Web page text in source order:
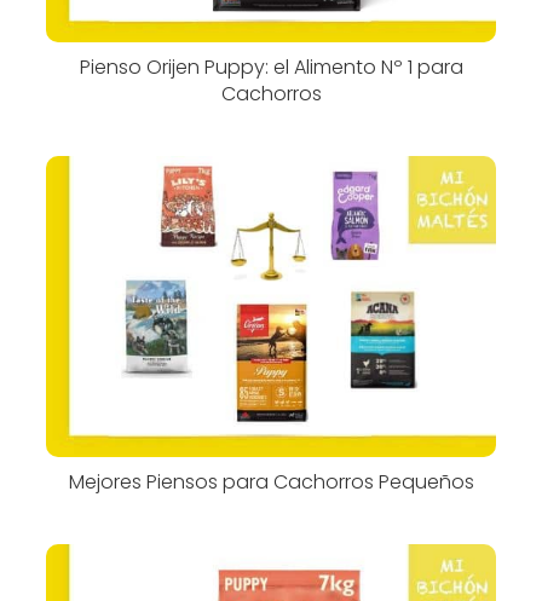
Pienso Orijen Puppy: el Alimento Nº 1 para
Cachorros
Mejores Piensos para Cachorros Pequeños